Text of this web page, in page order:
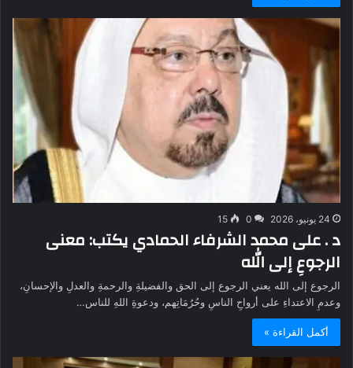
24 يونيو، 2026 0
15
د . على محمد الشرفاء الحمادي يكتب: معنى
الرجوعِ إلى الله
الرجوع إلى الله يعني الرجوع إلى الحق والفضيلةِ والرحمةِ والعدلِ والإحسانِ،
وعدمِ الاعتداءِ على أرواحِ الناسِ وحُرُمَاتِهم، ودعوةِ اللهِ للناس…
أكمل القراءة »